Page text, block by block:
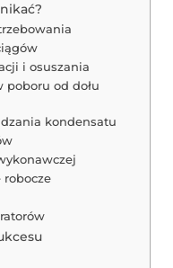
i osuszania
poboru od dołu
kondensatu
robocze